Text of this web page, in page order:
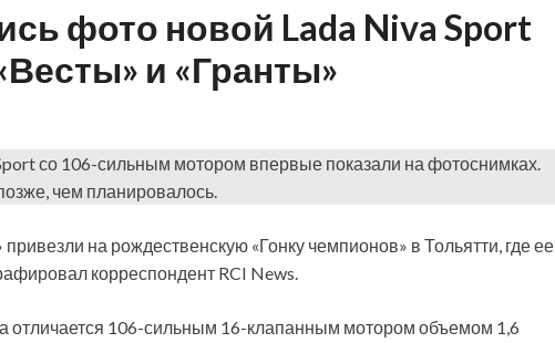
фото новой Lada Niva Sport
и «Гранты»
со 106-сильным мотором впервые показали на фотоснимках.
чем планировалось.
на рождественскую «Гонку чемпионов» в Тольятти, где ее
корреспондент RCI News.
отличается 106-сильным 16-клапанным мотором объемом 1,6